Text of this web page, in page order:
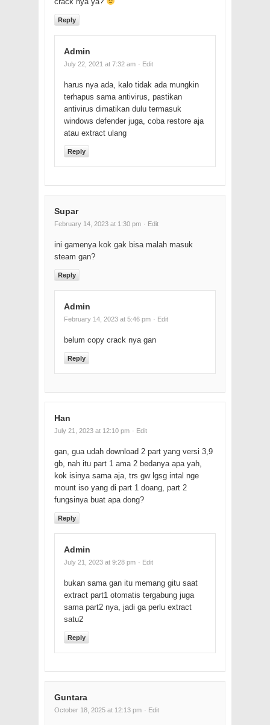
Reply
Admin
July 22, 2021 at 7:32 am · Edit
harus nya ada, kalo tidak ada mungkin
terhapus sama antivirus, pastikan
antivirus dimatikan dulu termasuk
windows defender juga, coba restore aja
atau extract ulang
Reply
Supar
February 14, 2023 at 1:30 pm · Edit
ini gamenya kok gak bisa malah masuk
steam gan?
Reply
Admin
February 14, 2023 at 5:46 pm · Edit
belum copy crack nya gan
Reply
Han
July 21, 2023 at 12:10 pm · Edit
gan, gua udah download 2 part yang versi 3,9
gb, nah itu part 1 ama 2 bedanya apa yah,
kok isinya sama aja, trs gw lgsg intal nge
mount iso yang di part 1 doang, part 2
fungsinya buat apa dong?
Reply
Admin
July 21, 2023 at 9:28 pm · Edit
bukan sama gan itu memang gitu saat
extract part1 otomatis tergabung juga
sama part2 nya, jadi ga perlu extract
satu2
Reply
Guntara
October 18, 2025 at 12:13 pm · Edit